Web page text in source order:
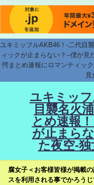
ユキミッフルAKB46！-二代目
ィックが止まらない？--僕が見
愕まとめ速報にロマンティッ
見
ユキミッ
目襲名火
とめ速報
が止まら
た夜空-
腐女子＜お客様皆様が掲載
スを利用される事でかろう